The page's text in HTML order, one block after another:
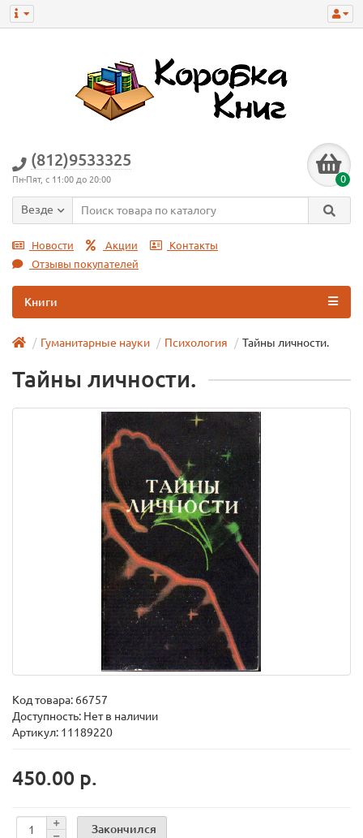
(812)9533325
Пн-Пят, с 11:00 до 20:00 0
Везде
Новости Акции
Контакты
Отзывы покупателей
Книги
Гуманитарные науки Психология Тайны личности.
Тайны личности.
Код товара: 66757
Доступность: Нет в наличии
Артикул: 11189220
450.00 р.
Закончился